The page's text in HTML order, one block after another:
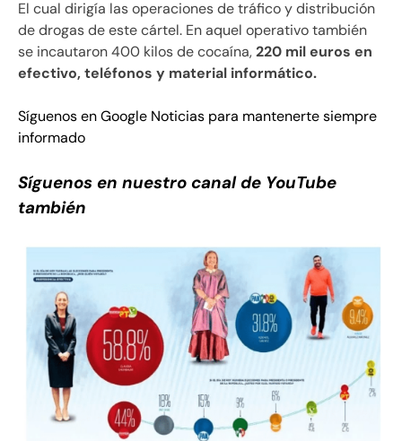
El cual dirigía las operaciones de tráfico y distribución
de drogas de este cártel. En aquel operativo también
se incautaron 400 kilos de cocaína,220 mil euros en
efectivo, teléfonos y material informático.
Síguenos en Google Noticias para mantenerte siempre
informado
Síguenos en nuestro canal de YouTube
también